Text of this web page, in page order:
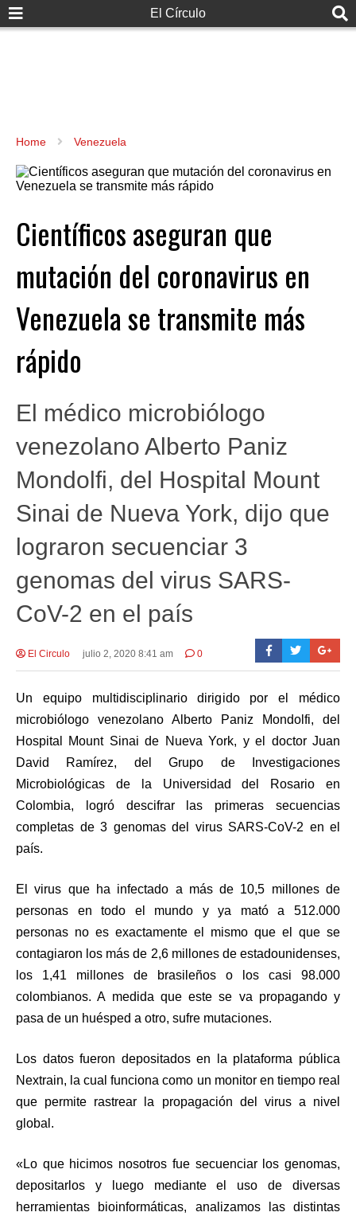
El Círculo
Home Venezuela
Científicos aseguran que
mutación del coronavirus en
Venezuela se transmite más
rápido
El médico microbiólogo
venezolano Alberto Paniz
Mondolfi, del Hospital Mount
Sinai de Nueva York, dijo que
lograron secuenciar 3
genomas del virus SARS-
CoV-2 en el país
El Circulo julio 2, 2020 8:41 am 0
Un equipo multidisciplinario dirigido por el médico
microbiólogo venezolano Alberto Paniz Mondolfi, del
Hospital Mount Sinai de Nueva York, y el doctor Juan
David Ramírez, del Grupo de Investigaciones
Microbiológicas de la Universidad del Rosario en
Colombia, logró descifrar las primeras secuencias
completas de 3 genomas del virus SARS-CoV-2 en el
país.
El virus que ha infectado a más de 10,5 millones de
personas en todo el mundo y ya mató a 512.000
personas no es exactamente el mismo que el que se
contagiaron los más de 2,6 millones de estadounidenses,
los 1,41 millones de brasileños o los casi 98.000
colombianos. A medida que este se va propagando y
pasa de un huésped a otro, sufre mutaciones.
Los datos fueron depositados en la plataforma pública
Nextrain, la cual funciona como un monitor en tiempo real
que permite rastrear la propagación del virus a nivel
global.
«Lo que hicimos nosotros fue secuenciar los genomas,
depositarlos y luego mediante el uso de diversas
herramientas bioinformáticas, analizamos las distintas